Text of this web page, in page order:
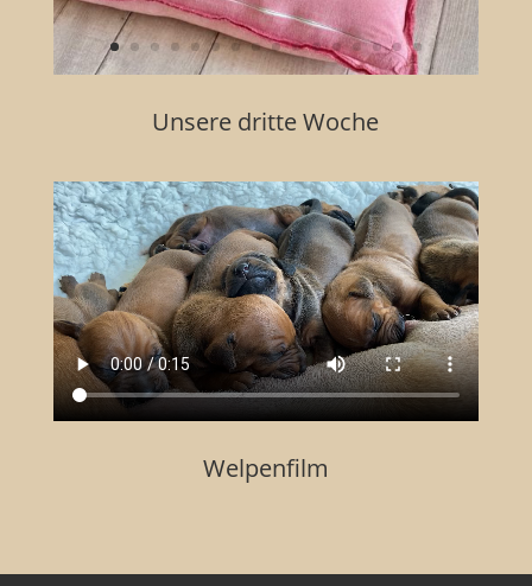
Unsere dritte Woche
Welpenfilm